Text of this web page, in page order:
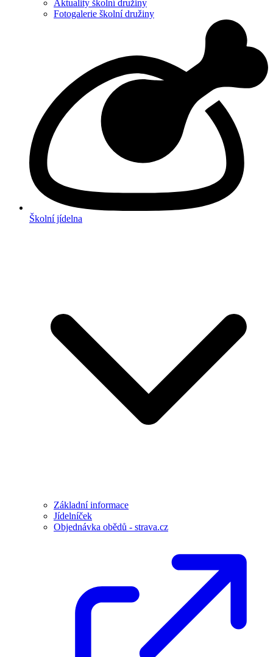
Aktuality školní družiny
Fotogalerie školní družiny
Školní jídelna
Základní informace
Jídelníček
Objednávka obědů - strava.cz